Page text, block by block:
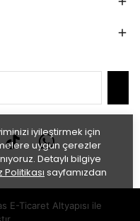
iyileştirmek için
uygun çerezler
Detaylı bilgiye
sayfamızdan
E-Ticaret Altyapısı ile